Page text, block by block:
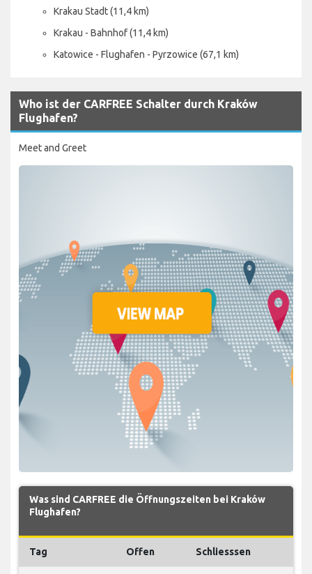
Krakau Stadt (11,4 km)
Krakau - Bahnhof (11,4 km)
Katowice - Flughafen - Pyrzowice (67,1 km)
Who ist der CARFREE Schalter durch Kraków
Flughafen?
Meet and Greet
Was sind CARFREE die Öffnungszeiten bei Kraków
Flughafen?
Tag Offen Schliesssen